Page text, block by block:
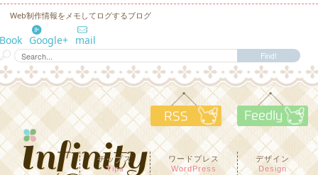
Web制作情報をメモしてログするブログ
Google+ mail
RSS
チップス
Tips
ワードプレス
WordPress
デザイン
Design